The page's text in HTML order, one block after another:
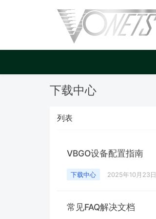
下载中心
列表
VBGO设备配置指南
下载中心 2025年10月23日
常见FAQ解决文档